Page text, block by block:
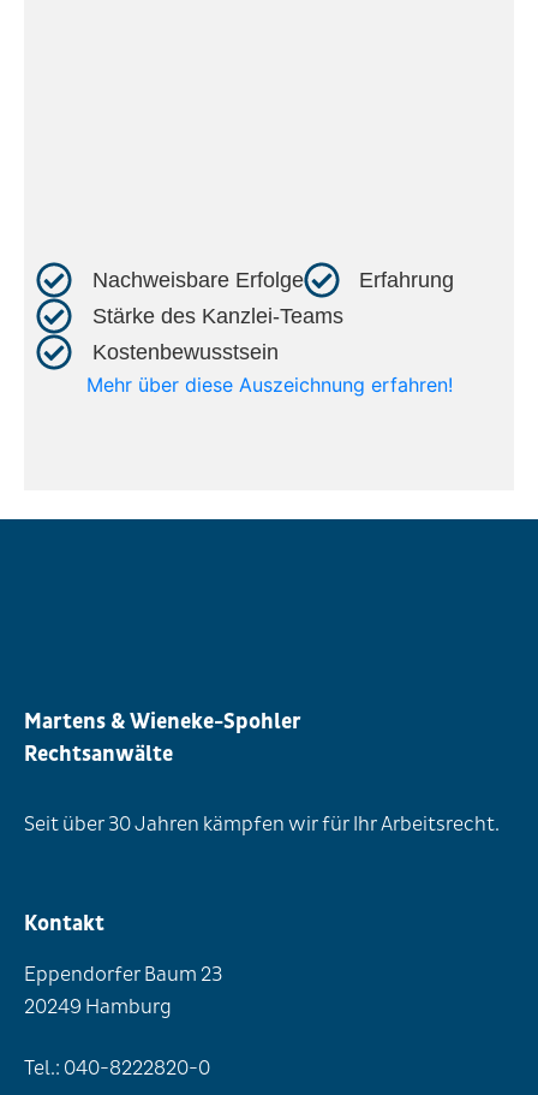
Nachweisbare Erfolge​
Erfahrung​
Stärke des Kanzlei-Teams​
Kostenbewusstsein​
Mehr über diese Auszeichnung erfahren!
Martens & Wieneke-Spohler
Rechtsanwälte
Seit über 30 Jahren kämpfen wir für Ihr Arbeitsrecht.
Kontakt
Eppendorfer Baum 23
20249 Hamburg
Tel.: 040-8222820-0